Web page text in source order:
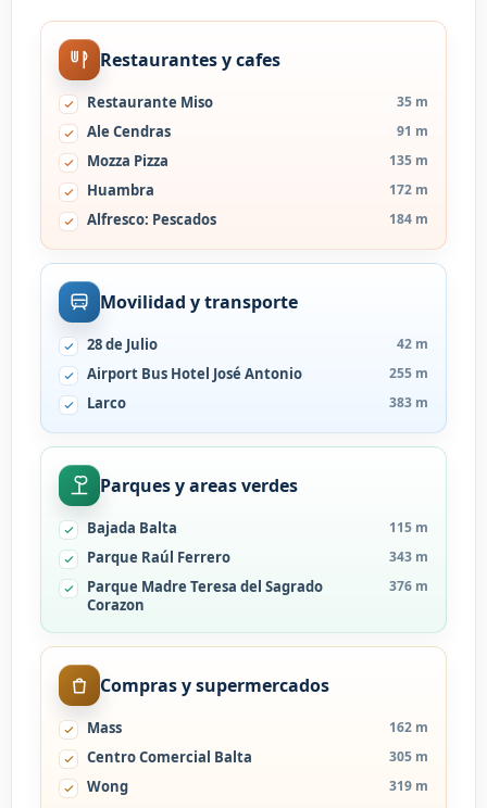
Restaurantes y cafes
Restaurante Miso 35 m
Ale Cendras 91 m
Mozza Pizza 135 m
Huambra 172 m
Alfresco: Pescados 184 m
Movilidad y transporte
28 de Julio 42 m
Airport Bus Hotel José Antonio 255 m
Larco 383 m
Parques y areas verdes
Bajada Balta 115 m
Parque Raúl Ferrero 343 m
Parque Madre Teresa del Sagrado
Corazon
376 m
Compras y supermercados
Mass 162 m
Centro Comercial Balta 305 m
Wong 319 m